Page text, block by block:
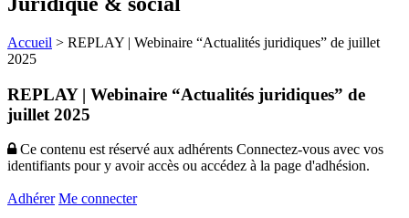
Accueil > REPLAY | Webinaire “Actualités juridiques” de juillet
2025
REPLAY | Webinaire “Actualités juridiques” de
juillet 2025
Ce contenu est réservé aux adhérents Connectez-vous avec vos
identifiants pour y avoir accès ou accédez à la page d'adhésion.
Adhérer Me connecter